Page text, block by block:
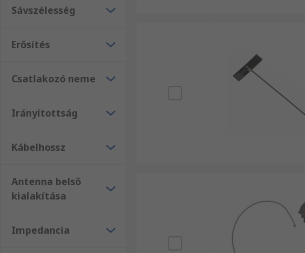
Sávszélesség
Erősítés
Csatlakozó neme
Irányítottság
Kábelhossz
Antenna belső
kialakítása
Impedancia